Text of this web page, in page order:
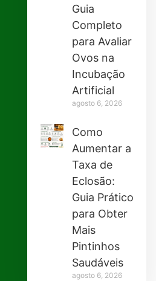
Guia
Completo
para Avaliar
Ovos na
Incubação
Artificial
agosto 6, 2026
Como
Aumentar a
Taxa de
Eclosão:
Guia Prático
para Obter
Mais
Pintinhos
Saudáveis
agosto 6, 2026